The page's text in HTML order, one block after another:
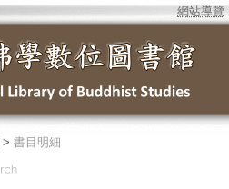
網站導覽
> 書目明細